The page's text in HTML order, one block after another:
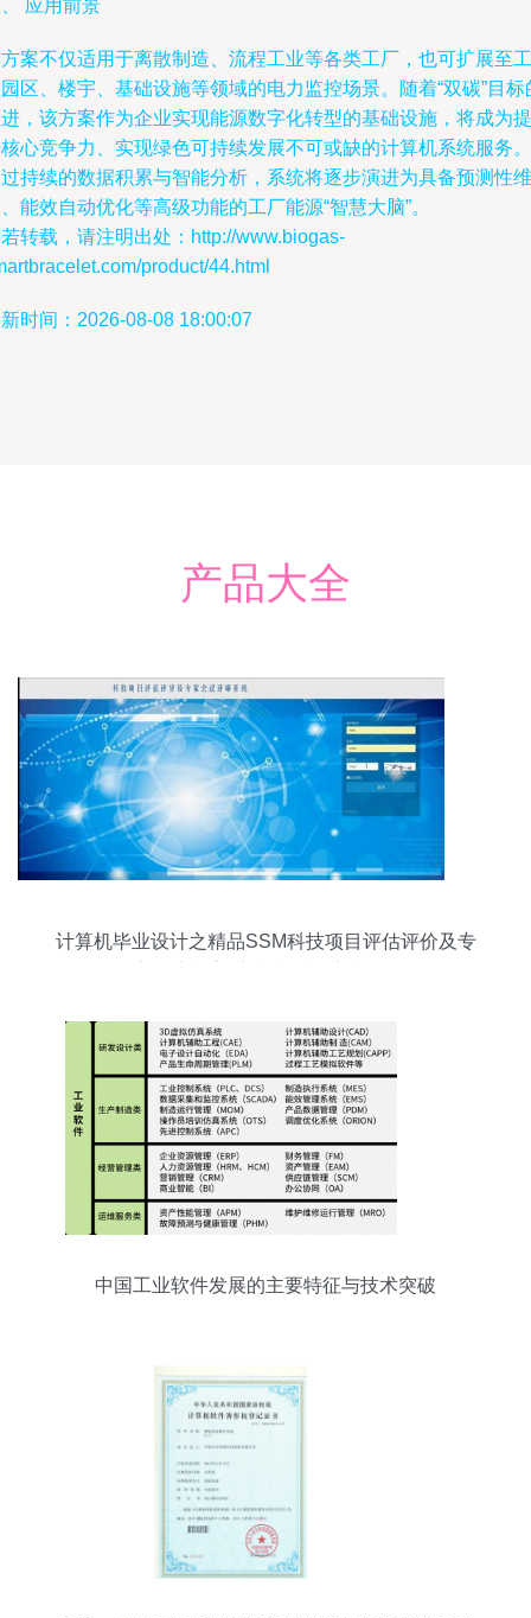
应用前景
案不仅适用于离散制造、流程工业等各类工厂，也可扩展至工
区、楼宇、基础设施等领域的电力监控场景。随着“双碳”目标
，该方案作为企业实现能源数字化转型的基础设施，将成为提
心竞争力、实现绿色可持续发展不可或缺的计算机系统服务。
持续的数据积累与智能分析，系统将逐步演进为具备预测性维
能效自动优化等高级功能的工厂能源“智慧大脑”。
转载，请注明出处：http://www.biogas-
product/44.html
时间：2026-08-08 18:00:07
产品大全
计算机毕业设计之精品SSM科技项目评估评价及专
中国工业软件发展的主要特征与技术突破